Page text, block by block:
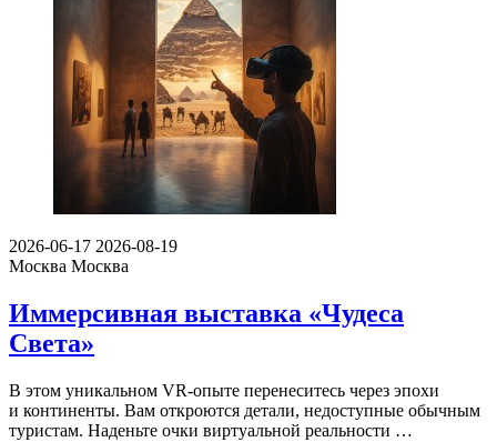
2026-06-17 2026-08-19
Москва Москва
Иммерсивная выставка «Чудеса
Света»
В этом уникальном VR-опыте перенеситесь через эпохи
и континенты. Вам откроются детали, недоступные обычным
туристам. Наденьте очки виртуальной реальности …